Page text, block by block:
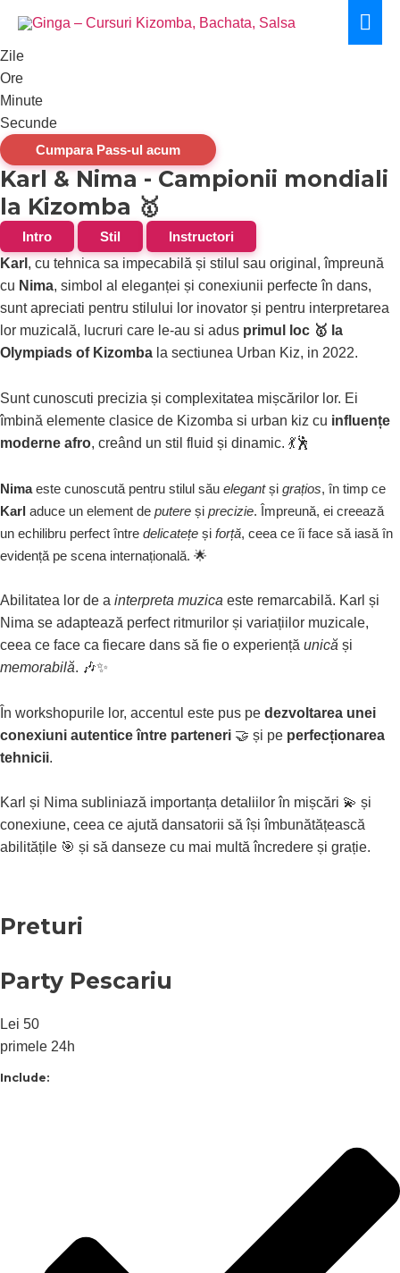
content
Zile
Ore
Minute
Secunde
Cumpara Pass-ul acum
Karl & Nima - Campionii mondiali
la Kizomba 🥇
Intro Stil
Instructori
Karl , cu tehnica sa impecabilă și stilul sau original, împreună
cu Nima, simbol al eleganței și conexiunii perfecte în dans,
sunt apreciati pentru stilului lor inovator și pentru interpretarea
lor muzicală, lucruri care le-au si adus primul loc 🥇 la
Olympiads of Kizomba la sectiunea Urban Kiz, in 2022.
Sunt cunoscuti precizia și complexitatea mișcărilor lor. Ei
îmbină elemente clasice de Kizomba si urban kiz cu influențe
moderne afro, creând un stil fluid și dinamic. 💃🕺
Nimaeste cunoscută pentru stilul său elegantși grațios, în timp ce
Karl aduce un element de putere și precizie. Împreună, ei creează
un echilibru perfect între delicatețe și forță, ceea ce îi face să iasă în
evidență pe scena internațională. 🌟
Abilitatea lor de a interpreta muzica este remarcabilă. Karl și
Nima se adaptează perfect ritmurilor și variațiilor muzicale,
ceea ce face ca fiecare dans să fie o experiență unică și
memorabilă. 🎶✨
În workshopurile lor, accentul este pus pe dezvoltarea unei
conexiuni autentice între parteneri 🤝 și pe perfecționarea
tehnicii.
Karl și Nima subliniază importanța detaliilor în mișcări 💫 și
conexiune, ceea ce ajută dansatorii să își îmbunătățească
abilitățile 🎯 și să danseze cu mai multă încredere și grație.
Preturi
Party Pescariu
Lei 50
primele 24h
Include: